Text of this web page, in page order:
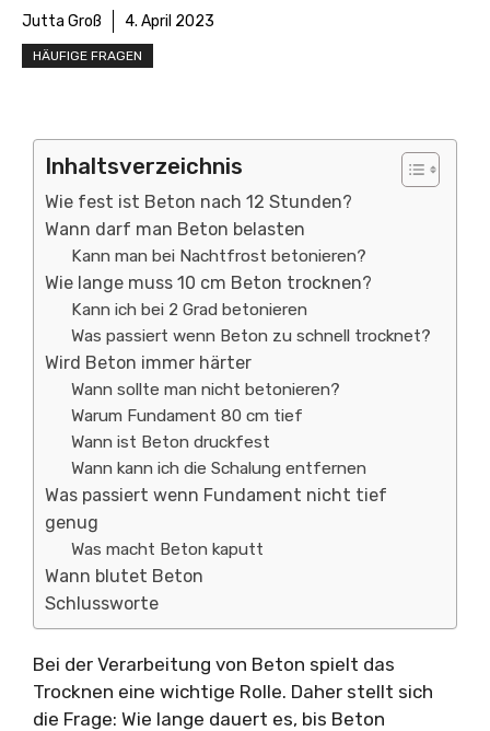
Jutta Groß 4. April 2023
HÄUFIGE FRAGEN
Inhaltsverzeichnis
Wie fest ist Beton nach 12 Stunden?
Wann darf man Beton belasten
Kann man bei Nachtfrost betonieren?
Wie lange muss 10 cm Beton trocknen?
Kann ich bei 2 Grad betonieren
Was passiert wenn Beton zu schnell trocknet?
Wird Beton immer härter
Wann sollte man nicht betonieren?
Warum Fundament 80 cm tief
Wann ist Beton druckfest
Wann kann ich die Schalung entfernen
Was passiert wenn Fundament nicht tief
genug
Was macht Beton kaputt
Wann blutet Beton
Schlussworte
Bei der Verarbeitung von Beton spielt das
Trocknen eine wichtige Rolle. Daher stellt sich
die Frage: Wie lange dauert es, bis Beton